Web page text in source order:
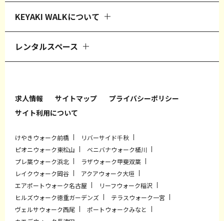
KEYAKI WALKについて
レンタルスペース
求人情報 サイトマップ
プライバシーポリシー
サイト利用について
けやきウォーク前橋
リバーサイド千秋
ピオニウォーク東松山
ベニバナウォーク桶川
プレ葉ウォーク浜北
ラザウォーク甲斐双葉
レイクウォーク岡谷
アクアウォーク大垣
エアポートウォーク名古屋
リーフウォーク稲沢
ヒルズウォーク徳重ガーデンズ
テラスウォーク一宮
ヴェルサウォーク西尾
ポートウォークみなと